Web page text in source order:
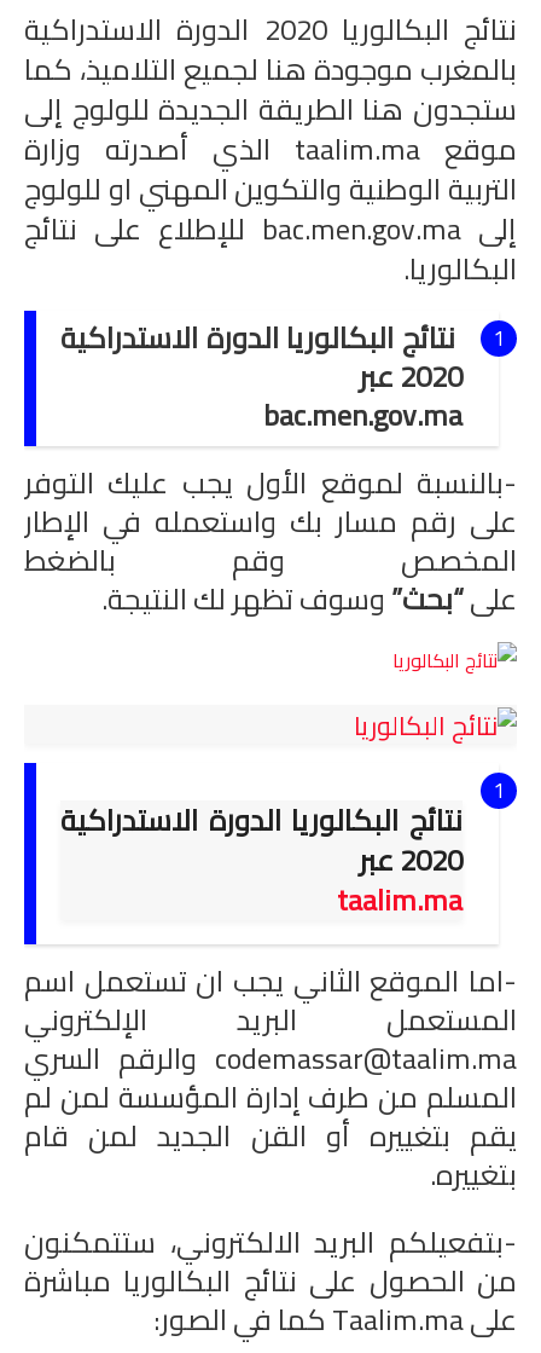
المرحلة الثانية
الإمتحان الموحد المحلي
المرحلة الثالثة
المرحلة الرابعة
فضاء الأستاذ
التوازيع السنوية
التوازيع المرحلية
دلائل بيداغوجية
وثائق الإدارة التربوية
امتحانات مهنية
باكالوريا
التعليم عن بعد
نتائج البكالوريا 2020 الدورة الاستدراكية
بالمغرب موجودة هنا لجميع التلاميذ، كما
ستجدون هنا الطريقة الجديدة للولوج إلى
موقع taalim.ma الذي أصدرته وزارة
التربية الوطنية والتكوين المهني او للولوج
إلى bac.men.gov.ma للإطلاع على نتائج
البكالوريا.
نتائج البكالوريا الدورة الاستدراكية
2020 عبر
bac.men.gov.ma
-بالنسبة لموقع الأول يجب عليك التوفر
على رقم مسار بك واستعمله في الإطار
المخصص وقم بالضغط
على“بحث”وسوف تظهر لك النتيجة.
نتائج البكالوريا الدورة الاستدراكية
2020 عبر
taalim.ma
-اما الموقع الثاني يجب ان تستعمل اسم
المستعمل البريد الإلكتروني
codemassar@taalim.ma والرقم السري
المسلم من طرف إدارة المؤسسة لمن لم
يقم بتغييره أو القن الجديد لمن قام
بتغييره.
-بتفعيلكم البريد الالكتروني، ستتمكنون
من الحصول على نتائج البكالوريا مباشرة
على Taalim.ma كما في الصور: